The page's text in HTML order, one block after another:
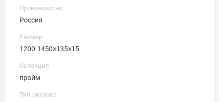
Производство
Россия
Размер
1200-1450×135×15
Селекция
прайм
Тип рисунка